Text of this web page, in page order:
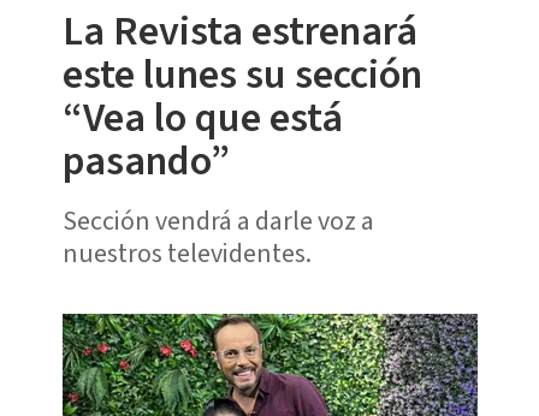
La Revista estrenará
este lunes su sección
“Vea lo que está
pasando”
Sección vendrá a darle voz a
nuestros televidentes.